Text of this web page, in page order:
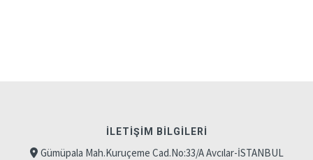
İLETIŞIM BILGILERI
Gümüpala Mah.Kuruçeme Cad.No:33/A Avcılar-İSTANBUL